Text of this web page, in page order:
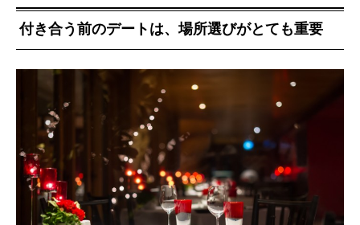
付き合う前のデートは、場所選びがとても重要